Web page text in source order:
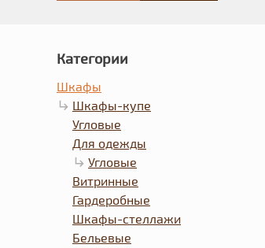
Категории
Шкафы
Шкафы-купе
Угловые
Для одежды
Угловые
Витринные
Гардеробные
Шкафы-стеллажи
Бельевые